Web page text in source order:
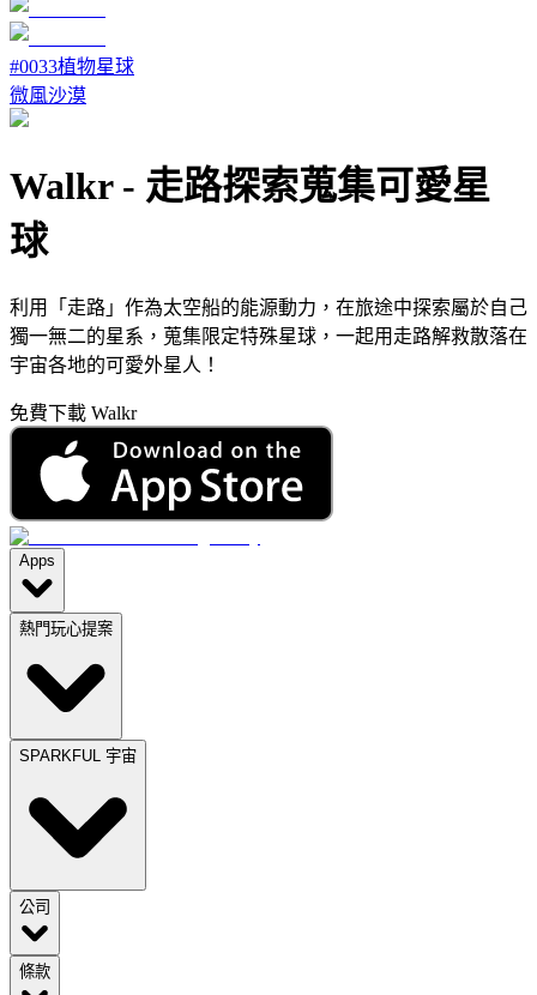
#0033植物星球
微風沙漠
Walkr- 走路探索蒐集可愛星
球
利用「走路」作為太空船的能源動力，在旅途中探索屬於自己
獨一無二的星系，蒐集限定特殊星球，一起用走路解救散落在
宇宙各地的可愛外星人！
免費下載 Walkr
Apps
熱門玩心提案
SPARKFUL 宇宙
公司
條款